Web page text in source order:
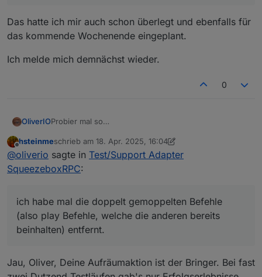
                    break;
                case artTRACKS:
                case artARTISTS:
Spiel = '"randomplay",
            }
for (var Count = 0; Count < 4;
setTimeout(CheckStateVolume,
            }
}
Das hatte ich mir auch schon überlegt und ebenfalls für
das kommende Wochenende eingeplant.
Ich melde mich demnächst wieder.
0
OliverIOProbier mal so
play Befehle, welche die anderen bereits beinhalten)
entfernt.
Ich bin jetzt da gerade nicht so firm. achte darauf, das
du auf jedenfall von getState/setState immer nur die
synchronen Versionen verwendest. Wenn asynchron
sind, dann noch await davor schreiben (und sobald in
einer funktion await verwendet wird muss diese auch
mit async versehen werden.)
Falls das Problem anhält, probier mal ein await
variieren. Nicht das das schnell hintereinander setzen
von States da irgendwas durcheinanderbringt im LMS.
Aber das reduzieren der setStates hilft evtl auch
schon.
SqueezeboxRPC:
/
* Reaktion auf Start-Signal für eine
    var Art;
Offline
hsteinmeschrieb am 18. Apr. 2025, 16:04
zuletzt editiert von hsteinme
@oliverio sagte in Test/Support Adapter
SqueezeboxRPC:
ich habe mal die doppelt gemoppelten Befehle
(also play Befehle, welche die anderen bereits
beinhalten) entfernt.
Jau, Oliver, Deine Aufräumaktion ist der Bringer. Bei fast